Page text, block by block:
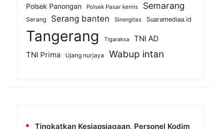
Polsek Panongan Polsek Pasar kemis Semarang
Serang Serang banten Sinergitas Suaramediaa.id
Tangerang Tigaraksa
TNI AD
TNI Prima
Ujang nurjaya Wabup intan
Tingkatkan Kesiapsiagaan, Personel Kodim